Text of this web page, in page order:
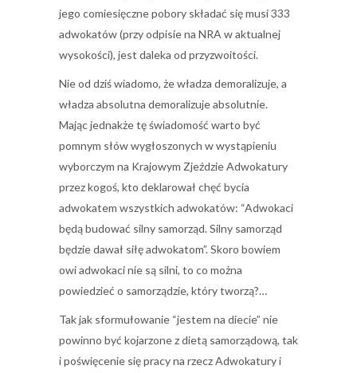
jego comiesięczne pobory składać się musi 333
adwokatów (przy odpisie na NRA w aktualnej
wysokości), jest daleka od przyzwoitości.
Nie od dziś wiadomo, że władza demoralizuje, a
władza absolutna demoralizuje absolutnie.
Mając jednakże tę świadomość warto być
pomnym słów wygłoszonych w wystąpieniu
wyborczym na Krajowym Zjeździe Adwokatury
przez kogoś, kto deklarował chęć bycia
adwokatem wszystkich adwokatów: “Adwokaci
będą budować silny samorząd. Silny samorząd
będzie dawał siłę adwokatom”. Skoro bowiem
owi adwokaci nie są silni, to co można
powiedzieć o samorządzie, który tworzą?…
Tak jak sformułowanie “jestem na diecie” nie
powinno być kojarzone z dietą samorządową, tak
i poświęcenie się pracy na rzecz Adwokatury i